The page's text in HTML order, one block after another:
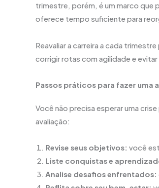
trimestre, porém, é um marco que
oferece tempo suficiente para
Reavaliar a carreira a cada
corrigir rotas com agilidade e evitar
Passos práticos para fazer uma
Você não precisa esperar uma
avaliação:
Revise seus objetivos: você
Liste conquistas e
Analise desafios enfrentados: